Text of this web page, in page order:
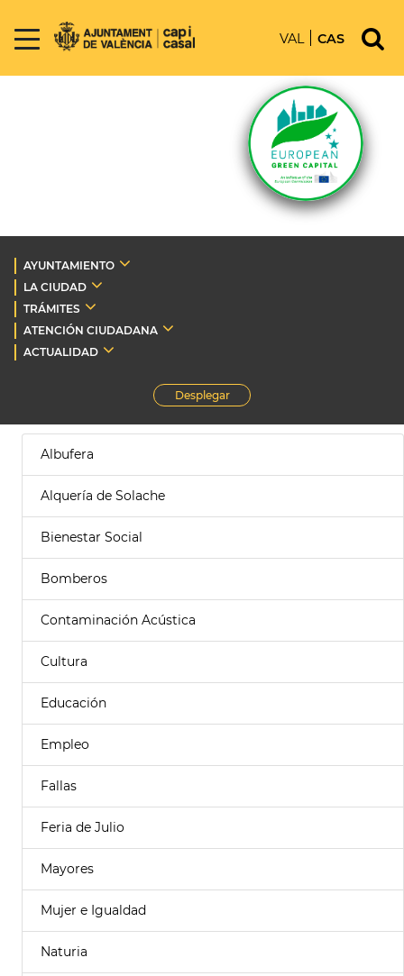
VAL CAS
AYUNTAMIENTO
LA CIUDAD
TRÁMITES
ATENCIÓN CIUDADANA
ACTUALIDAD
Desplegar
Albufera
Alquería de Solache
Bienestar Social
Bomberos
Contaminación Acústica
Cultura
Educación
Empleo
Fallas
Feria de Julio
Mayores
Mujer e Igualdad
Naturia